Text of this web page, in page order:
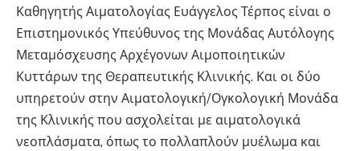
Καθηγητής Αιματολογίας Ευάγγελος Τέρπος είναι ο
Επιστημονικός Υπεύθυνος της Μονάδας Αυτόλογης
Μεταμόσχευσης Αρχέγονων Αιμοποιητικών
Κυττάρων της Θεραπευτικής Κλινικής. Και οι δύο
υπηρετούν στην Αιματολογική/Ογκολογική Μονάδα
της Κλινικής που ασχολείται με αιματολογικά
νεοπλάσματα, όπως το πολλαπλούν μυέλωμα και